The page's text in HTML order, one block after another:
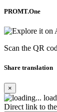
PROMT.One
Scan the QR
Share translation
×
Direct link to